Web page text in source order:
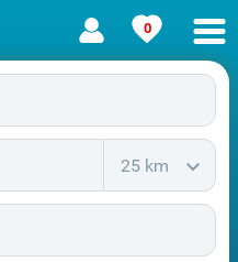
0
25 km